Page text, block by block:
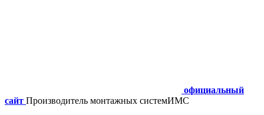
официальный
сайт Производитель монтажных системИМС